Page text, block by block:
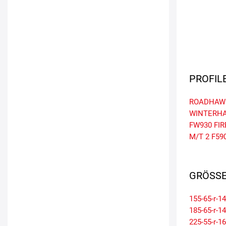
FW930
M/T 2
155-65-r-14
185-65-r-14
225-55-r-16